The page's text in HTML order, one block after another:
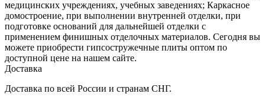
медицинских учреждениях, учебных заведениях; Каркасное
домостроение, при выполнении внутренней отделки, при
подготовке оснований для дальнейшей отделки с
применением финишных отделочных материалов. Сегодня вы
можете приобрести гипсостружечные плиты оптом по
доступной цене на нашем сайте.
Доставка
Доставка по всей России и странам СНГ.